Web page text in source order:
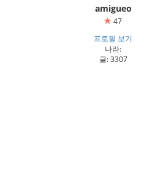
amigueo
47
프로필 보기
나라:
글: 3307